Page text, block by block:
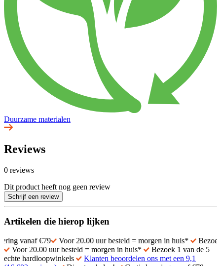
Duurzame materialen
Reviews
0 reviews
Dit product heeft nog geen review
Schrijf een review
Artikelen die hierop lijken
€79 Voor 20.00 uur besteld = morgen in huis*
Bezoek 1 van
Voor 20.00 uur besteld = morgen in huis*
Bezoek 1 van de 5
echte hardloopwinkels
Klanten beoordelen ons met een 9,1